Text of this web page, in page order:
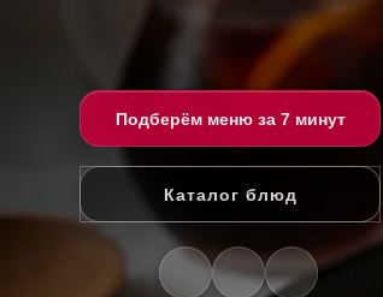
Подберём меню за 7 минут
Каталог блюд